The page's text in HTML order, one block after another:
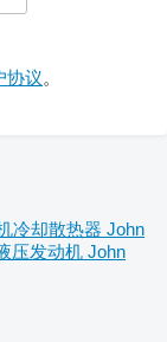
协议。
冷却散热器 John
压发动机 John